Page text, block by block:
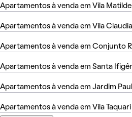
Apartamentos à venda em Vila Matilde
Apartamentos à venda em Vila Claudia
Apartamentos à venda em Conjunto
Apartamentos à venda em Santa
Apartamentos à venda em Jardim
Apartamentos à venda em Vila Taquari